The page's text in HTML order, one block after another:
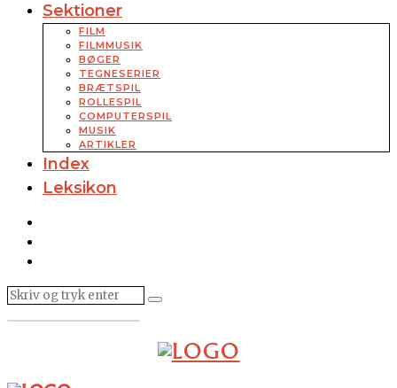
Sektioner
FILM
FILMMUSIK
BØGER
TEGNESERIER
BRÆTSPIL
ROLLESPIL
COMPUTERSPIL
MUSIK
ARTIKLER
Index
Leksikon